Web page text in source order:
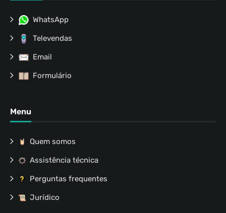
WhatsApp
Televendas
Email
Formulário
Menu
Quem somos
Assistência técnica
Perguntas frequentes
Jurídico